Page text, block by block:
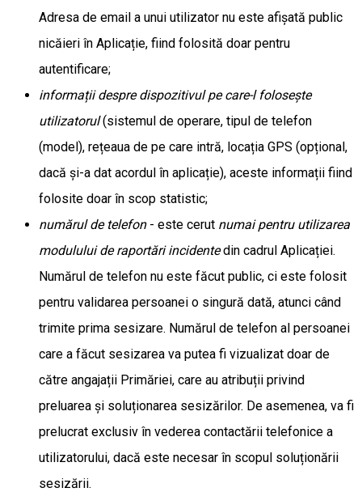
Adresa de email a unui utilizator nu este afișată public
nicăieri în Aplicație, fiind folosită doar pentru
autentificare;
informații despre dispozitivul pe care-l folosește
utilizatorul(sistemul de operare, tipul de telefon
(model), rețeaua de pe care intră, locația GPS (opțional,
dacă și-a dat acordul în aplicație), aceste informații fiind
folosite doar în scop statistic;
numărul de telefon- este cerut numai pentru utilizarea
modulului de raportări incidente din cadrul Aplicației.
Numărul de telefon nu este făcut public, ci este folosit
pentru validarea persoanei o singură dată, atunci când
trimite prima sesizare. Numărul de telefon al persoanei
care a făcut sesizarea va putea fi vizualizat doar de
către angajații Primăriei, care au atribuții privind
preluarea și soluționarea sesizărilor. De asemenea, va fi
prelucrat exclusiv în vederea contactării telefonice a
utilizatorului, dacă este necesar în scopul soluționării
sesizării.